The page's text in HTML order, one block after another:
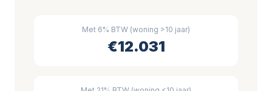
Met 6% BTW (woning >10 jaar)
€12.031